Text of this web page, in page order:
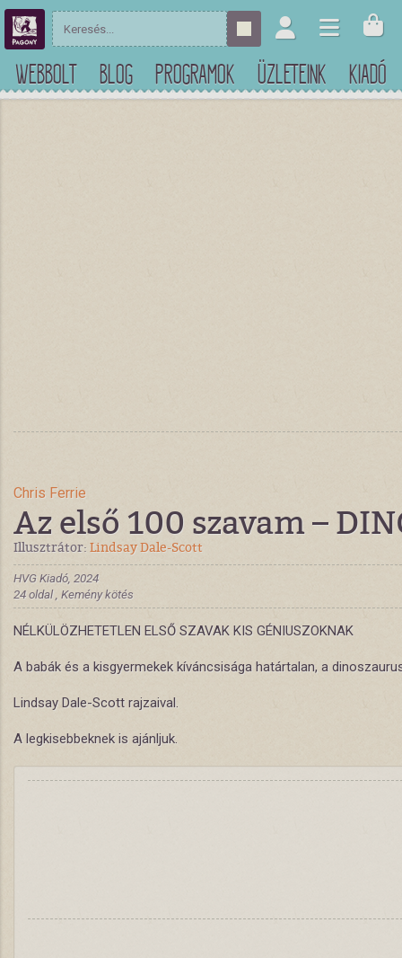
WEBBOLT BLOG PROGRAMOK ÜZLETEINK KIADÓ
Chris Ferrie
Az első 100 szavam –
Illusztrátor: Lindsay Dale-Scott
HVG Kiadó, 2024
24 oldal , Kemény kötés
NÉLKÜLÖZHETETLEN ELSŐ SZAVAK KIS GÉNIUSZOKNAK
A babák és a kisgyermekek kíváncsisága határtalan, a
Lindsay Dale-Scott rajzaival.
A legkisebbeknek is ajánljuk.